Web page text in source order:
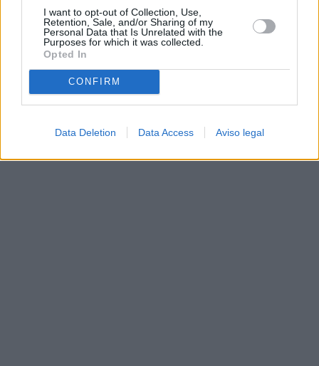
I want to opt-out of Collection, Use,
Retention, Sale, and/or Sharing of my
Personal Data that Is Unrelated with the
Purposes for which it was collected.
Opted In
CONFIRM
Data Deletion Data Access Aviso legal